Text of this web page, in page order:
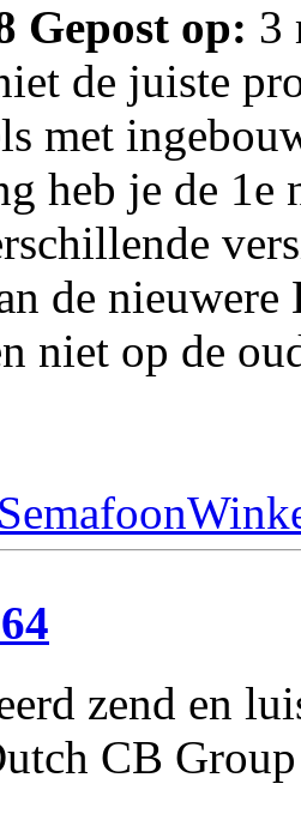
Gepost op: 3
de juiste
met
heb je de
de
niet op de
zend en
CB